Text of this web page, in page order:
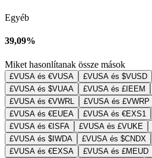
Egyéb
39,09%
Miket hasonlítanak össze mások
£VUSA és €VUSA £VUSA és $VUSD
£VUSA és $VUAA
£VUSA és £IEEM
£VUSA és €VWRL
£VUSA és £VWRP
£VUSA és €EUEA
£VUSA és €EXS1
£VUSA és €ISFA
£VUSA és £VUKE
£VUSA és $IWDA
£VUSA és $CNDX
£VUSA és €EXSA
£VUSA és £MEUD